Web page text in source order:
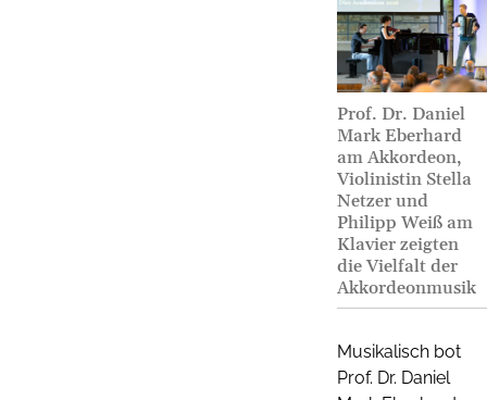
Prof. Dr. Daniel
Mark Eberhard
am Akkordeon,
Violinistin Stella
Netzer und
Philipp Weiß am
Klavier zeigten
die Vielfalt der
Akkordeonmusik
Musikalisch bot
Prof. Dr. Daniel